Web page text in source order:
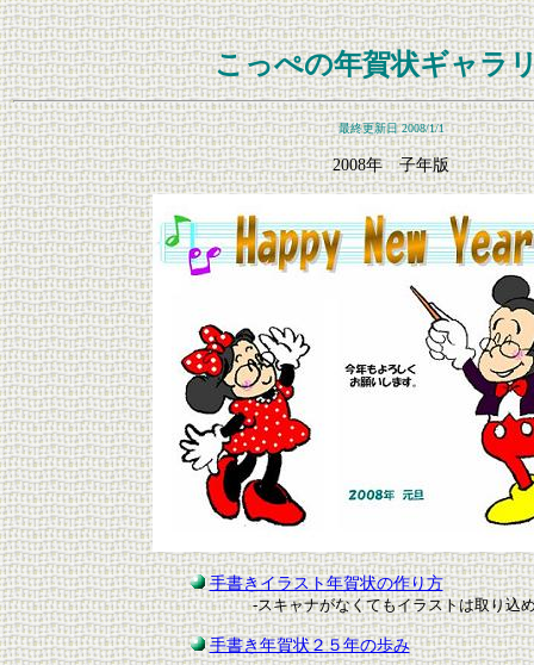
こっぺの年賀状ギャラ
最終更新日 2008/1/1
2008年 子年版
手書きイラスト年賀状の作り方
-スキャナがなくてもイラストは取り込
手書き年賀状２５年の歩み